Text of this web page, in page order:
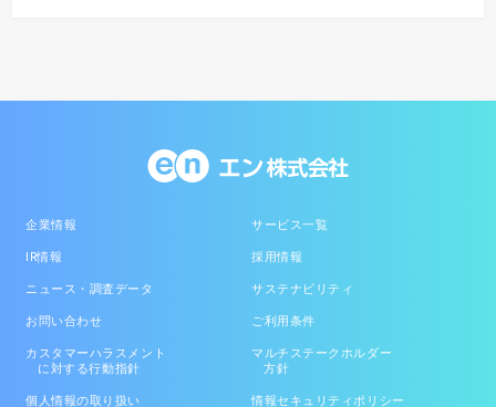
企業情報 サービス一覧
IR情報 採用情報
ニュース・調査データ サステナビリティ
お問い合わせ ご利用条件
カスタマーハラスメント
に対する行動指針
マルチステークホルダー
方針
個人情報の取り扱い 情報セキュリティポリシー